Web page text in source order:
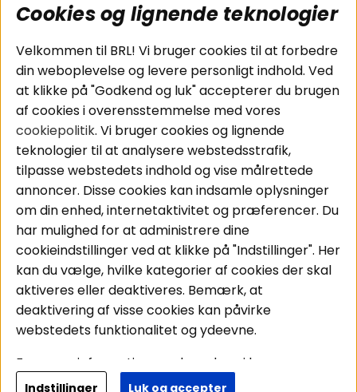
Populære sider
Pakkeløsninger
Bilstereo
Højttalere
Forstærker
Smartphone
Tilbehør
Kabler
Kundeservice
Cookies
Handelsbetingelser
Personvernpolicy
Service / Garanti /
Retur
Områder
Bilstereo
Hjemmestereo
S
g på din bil
Følg os
Instagram
Facebook
Youtube
Cookies og lignende teknologier
Velkommen til BRL! Vi bruger cookies til at forbedre
din weboplevelse og levere personligt indhold. Ved
at klikke på "Godkend og luk" accepterer du brugen
af cookies i overensstemmelse med vores
cookiepolitik. Vi bruger cookies og lignende
teknologier til at analysere webstedsstrafik,
tilpasse webstedets indhold og vise målrettede
annoncer. Disse cookies kan indsamle oplysninger
om din enhed, internetaktivitet og præferencer. Du
har mulighed for at administrere dine
cookieindstillinger ved at klikke på "Indstillinger". Her
kan du vælge, hvilke kategorier af cookies der skal
aktiveres eller deaktiveres. Bemærk, at
deaktivering af visse cookies kan påvirke
webstedets funktionalitet og ydeevne.
For mere information om, hvordan vi bruger
cookies og behandler dine personoplysninger, læs
Indstillinger Luk og accepter